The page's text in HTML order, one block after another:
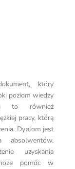
który
poziom wiedzy
to również
pracy, którą
Dyplom jest
absolwentów,
uzyskania
pomóc w